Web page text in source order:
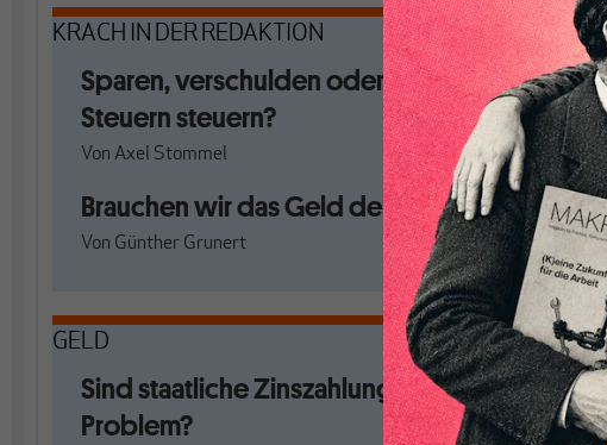
KRACH IN DER REDAKTION
Sparen, verschulden oder mit
Steuern steuern?
Von Axel Stommel
Brauchen wir das Geld der Reichen?
Von Günther Grunert
GELD
Sind staatliche Zinszahlungen ein
Problem?